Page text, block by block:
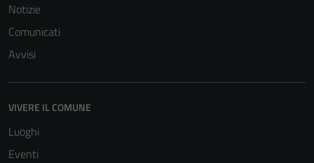
Notizie
Comunicati
Avvisi
VIVERE IL COMUNE
Luoghi
Eventi
funzionamento